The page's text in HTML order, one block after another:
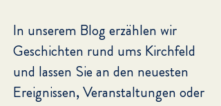
In unserem Blog erzählen wir
Geschichten rund ums Kirchfeld
und lassen Sie an den neuesten
Ereignissen, Veranstaltungen oder